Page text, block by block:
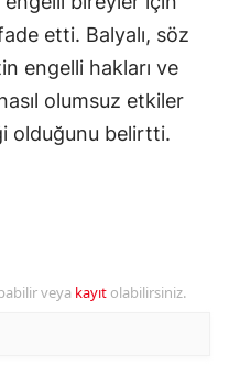
etti. Balyalı, söz
engelli hakları ve
olumsuz etkiler
olduğunu belirtti.
veya kayıt olabilirsiniz.